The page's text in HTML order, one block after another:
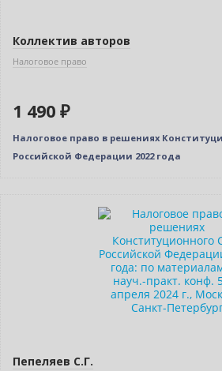
Коллектив авторов
Налоговое право
1 490 ₽
Налоговое право в решениях
Российской Федерации 2022 года
Пепеляев С.Г.